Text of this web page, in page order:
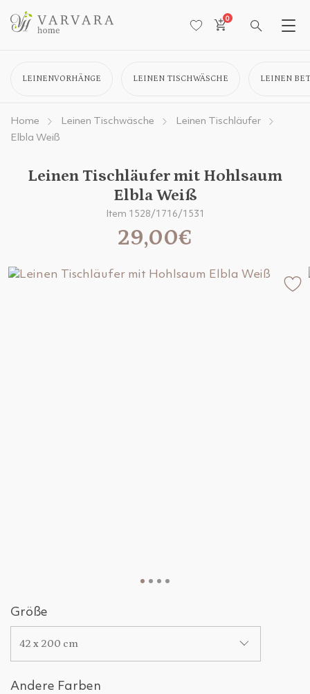
0
LEINENVORHÄNGE LEINEN TISCHWÄSCHE LEINEN
Home Leinen Tischwäsche
Leinen Tischläufer
Elbla Weiß
Leinen Tischläufer mit Hohlsaum
Elbla Weiß
Item 1528/1716/1531
29,00€
Größe
42 x 200 cm
Andere Farben